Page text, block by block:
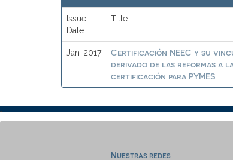
Issue
Date
Title
Jan-2017
Certificación NEEC y su
derivado de las reformas a
certificación para PYMES
Nuestras redes